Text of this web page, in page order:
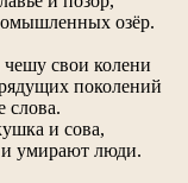
озёр.
свои колени
поколений
слова.
и сова,
умирают люди.